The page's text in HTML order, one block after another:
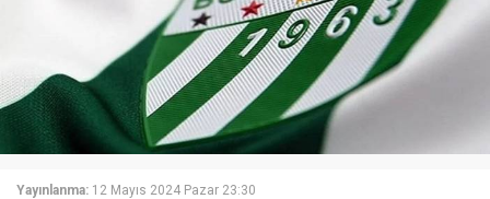
Yayınlanma: 12 Mayıs 2024 Pazar 23:30